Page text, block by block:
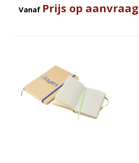
Vanaf Prijs op aanvraag